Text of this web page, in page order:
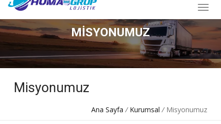
MISYONUMUZ
Misyonumuz
Ana Sayfa / Kurumsal / Misyonumuz